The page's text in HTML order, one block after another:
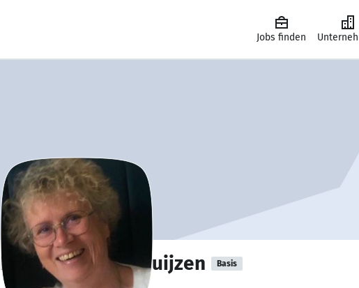
Jobs finden
Ellen van Herrikhuijzen Basis